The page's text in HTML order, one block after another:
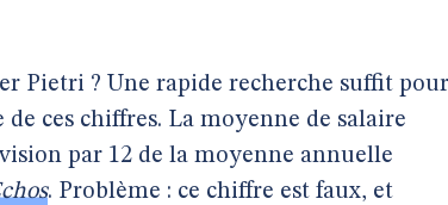
Pietri ? Une rapide recherche suffit pour
ces chiffres. La moyenne de salaire
par 12 de la moyenne annuelle
. Problème : ce chiffre est faux, et